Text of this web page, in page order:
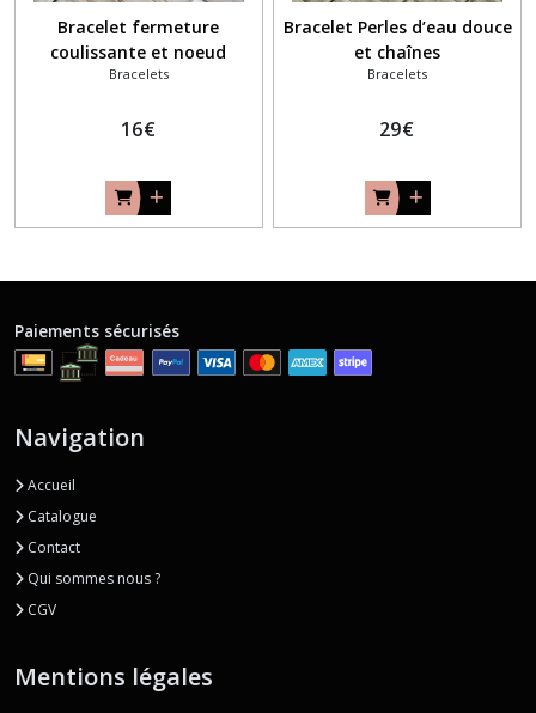
Bracelet fermeture
coulissante et noeud
Bracelets
16€
Bracelet Perles d’eau douce
et chaînes
Bracelets
29€
Paiements sécurisés
Navigation
Accueil
Catalogue
Contact
Qui sommes nous ?
CGV
Mentions légales